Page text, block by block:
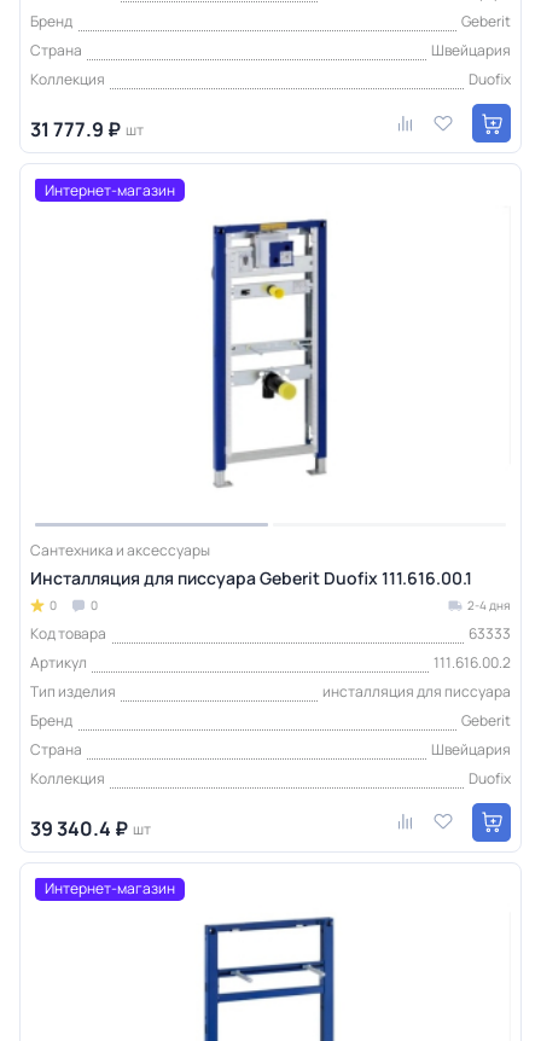
Бренд
Geberit
Страна
Швейцария
Коллекция
Duofix
31 777.9 ₽ шт
Интернет-магазин
Сантехника и аксессуары
Инсталляция для писсуара Geberit Duofiх 111.616.00.1
0 0 2-4 дня
Код товара
63333
Артикул
111.616.00.2
Тип изделия
инсталляция для писсуара
Бренд
Geberit
Страна
Швейцария
Коллекция
Duofix
39 340.4 ₽ шт
Интернет-магазин